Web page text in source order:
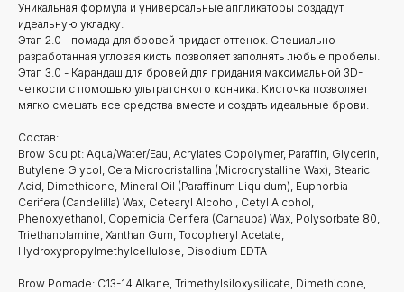
Уникальная формула и универсальные аппликаторы создадут
идеальную укладку.
Этап 2.0 - помада для бровей придаст оттенок. Специально
разработанная угловая кисть позволяет заполнять любые пробелы.
Этап 3.0 - Карандаш для бровей для придания максимальной 3D-
четкости с помощью ультратонкого кончика. Кисточка позволяет
мягко смешать все средства вместе и создать идеальные брови.
Состав:
Brow Sculpt: Aqua/Water/Eau, Acrylates Copolymer, Paraffin, Glycerin,
Butylene Glycol, Cera Microcristallina (Microcrystalline Wax), Stearic
Acid, Dimethicone, Mineral Oil (Paraffinum Liquidum), Euphorbia
Cerifera (Candelilla) Wax, Cetearyl Alcohol, Cetyl Alcohol,
Phenoxyethanol, Copernicia Cerifera (Carnauba) Wax, Polysorbate 80,
Triethanolamine, Xanthan Gum, Tocopheryl Acetate,
Hydroxypropylmethylcellulose, Disodium EDTA
Brow Pomade: C13-14 Alkane, Trimethylsiloxysilicate, Dimethicone,